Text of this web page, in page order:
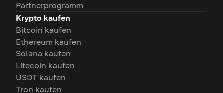
Partnerprogramm
Krypto kaufen
Bitcoin kaufen
Ethereum kaufen
Solana kaufen
Litecoin kaufen
USDT kaufen
Tron kaufen